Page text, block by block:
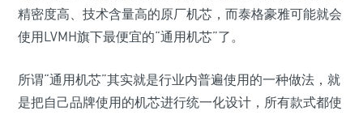
精密度高、技术含量高的原厂机芯，而泰格豪雅可能就会
使用LVMH旗下最便宜的“通用机芯”了。
所谓“通用机芯”其实就是行业内普遍使用的一种做法，就
是把自己品牌使用的机芯进行统一化设计，所有款式都使